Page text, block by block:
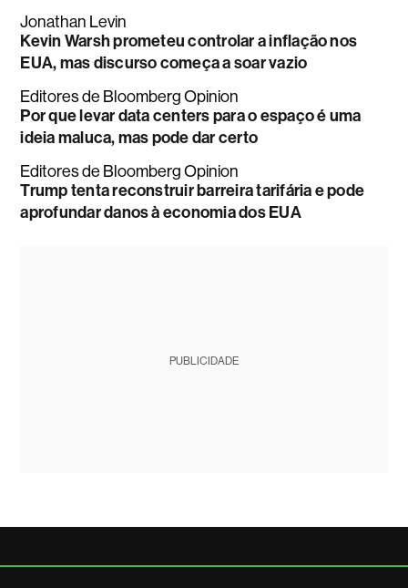
Jonathan Levin
Kevin Warsh prometeu controlar a inflação nos
EUA, mas discurso começa a soar vazio
Editores de Bloomberg Opinion
Por que levar data centers para o espaço é uma
ideia maluca, mas pode dar certo
Editores de Bloomberg Opinion
Trump tenta reconstruir barreira tarifária e pode
aprofundar danos à economia dos EUA
PUBLICIDADE